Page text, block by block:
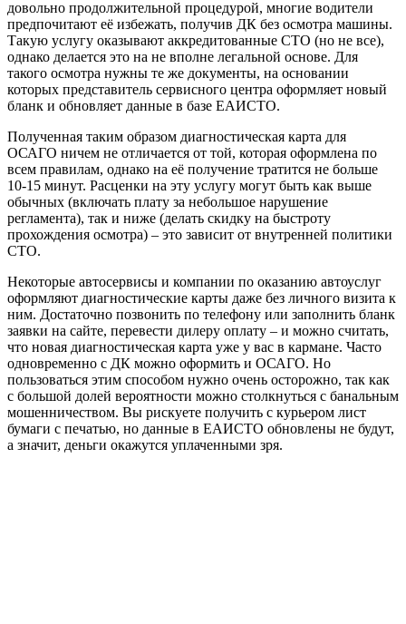
довольно продолжительной процедурой, многие водители
предпочитают её избежать, получив ДК без осмотра машины.
Такую услугу оказывают аккредитованные СТО (но не все),
однако делается это на не вполне легальной основе. Для
такого осмотра нужны те же документы, на основании
которых представитель сервисного центра оформляет новый
бланк и обновляет данные в базе ЕАИСТО.
Полученная таким образом диагностическая карта для
ОСАГО ничем не отличается от той, которая оформлена по
всем правилам, однако на её получение тратится не больше
10-15 минут. Расценки на эту услугу могут быть как выше
обычных (включать плату за небольшое нарушение
регламента), так и ниже (делать скидку на быстроту
прохождения осмотра) – это зависит от внутренней политики
СТО.
Некоторые автосервисы и компании по оказанию автоуслуг
оформляют диагностические карты даже без личного визита к
ним. Достаточно позвонить по телефону или заполнить бланк
заявки на сайте, перевести дилеру оплату – и можно считать,
что новая диагностическая карта уже у вас в кармане. Часто
одновременно с ДК можно оформить и ОСАГО. Но
пользоваться этим способом нужно очень осторожно, так как
с большой долей вероятности можно столкнуться с банальным
мошенничеством. Вы рискуете получить с курьером лист
бумаги с печатью, но данные в ЕАИСТО обновлены не будут,
а значит, деньги окажутся уплаченными зря.